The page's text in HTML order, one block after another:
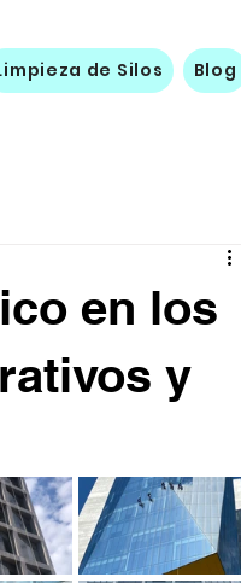
de Silos Blog
en los
y